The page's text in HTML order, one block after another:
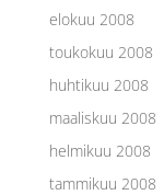
elokuu 2008
toukokuu 2008
huhtikuu 2008
maaliskuu 2008
helmikuu 2008
tammikuu 2008